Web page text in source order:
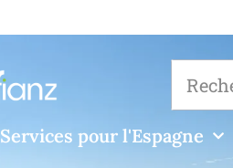
Services pour l'Espagne